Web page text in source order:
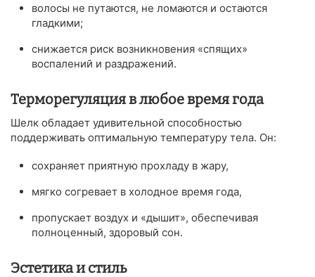
волосы не путаются, не ломаются и остаются
гладкими;
снижается риск возникновения «спящих»
воспалений и раздражений.
Терморегуляция в любое время года
Шелк обладает удивительной способностью
поддерживать оптимальную температуру тела. Он:
сохраняет приятную прохладу в жару,
мягко согревает в холодное время года,
пропускает воздух и «дышит», обеспечивая
полноценный, здоровый сон.
Эстетика и стиль